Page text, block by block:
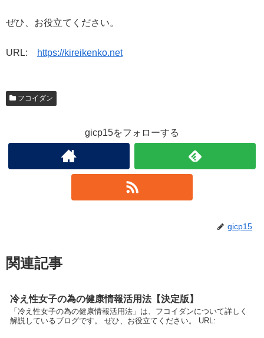
ぜひ、お役立てください。
URL: https://kireikenko.net
フコイダン
gicp15をフォローする
gicp15
関連記事
冷え性女子の為の健康情報活用法【決定版】
「冷え性女子の為の健康情報活用法」は、フコイダンについて詳しく
解説しているブログです。 ぜひ、お役立てください。 URL: